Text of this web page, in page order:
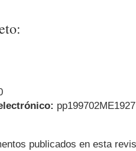
publicados en esta